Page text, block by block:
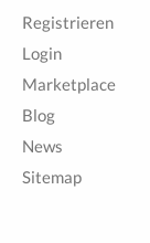
Registrieren
Login
Marketplace
Blog
News
Sitemap